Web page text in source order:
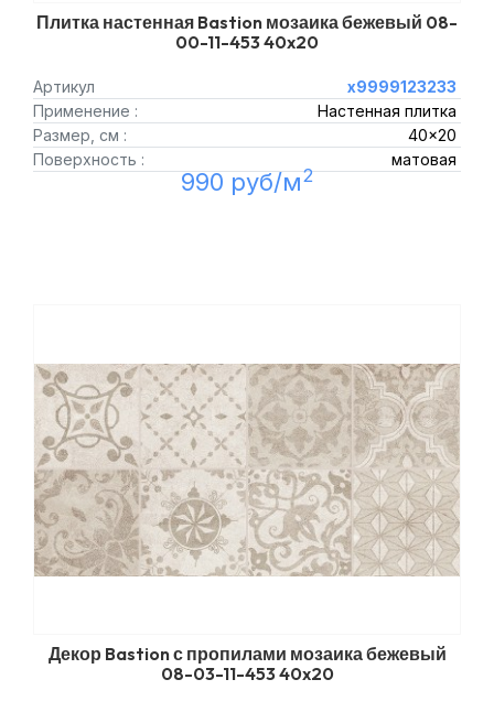
Плитка настенная Bastion мозаика бежевый 08-
00-11-453 40x20
Артикул
х9999123233
Применение :
Настенная плитка
Размер, см :
40x20
Поверхность :
матовая
990 руб/м2
Декор Bastion с пропилами мозаика бежевый
08-03-11-453 40x20